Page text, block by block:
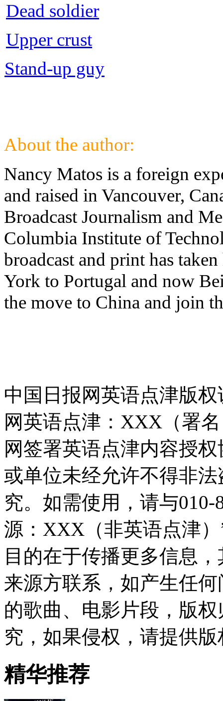
Dead soldier
Upper crust
Stand-up guy
About the author:
Nancy Matos is a foreign
and raised in Vancouver,
Broadcast Journalism and
Columbia Institute of
broadcast and print has
York to Portugal and now
the move to China and join
中国日报网英语点津版
网英语点津：XXX（署
网签署英语点津内容授
或单位未经允许不得非
究。如需使用，请与010-
源：XXX（非英语点津
目的在于传播更多信息
来源方联系，如产生任
的歌曲、电影片段，版
究，如果侵权，请提供
精华推荐